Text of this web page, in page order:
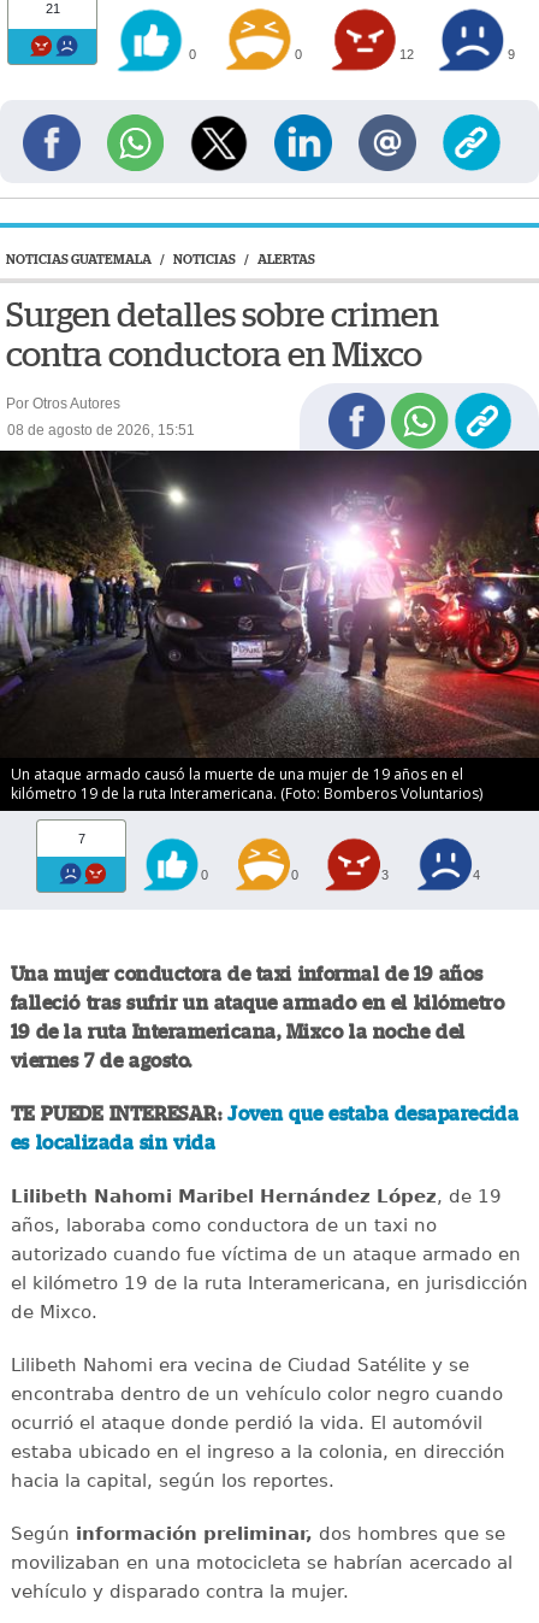
21
0 0 12 9
NOTICIAS GUATEMALA / NOTICIAS / ALERTAS
Surgen detalles sobre crimen
contra conductora en Mixco
Por Otros Autores
08 de agosto de 2026, 15:51
Un ataque armado causó la muerte de una mujer de 19 años en el
kilómetro 19 de la ruta Interamericana. (Foto: Bomberos Voluntarios)
7
0 0 3 4
Una mujer conductora de taxi informal de 19 años
falleció tras sufrir un ataque armado en el kilómetro
19 de la ruta Interamericana, Mixco la noche del
viernes 7 de agosto.
TE PUEDE INTERESAR:Joven que estaba desaparecida
es localizada sin vida
Lilibeth Nahomi Maribel Hernández López, de 19
años, laboraba como conductora de un taxi no
autorizado cuando fue víctima de un ataque armado en
el kilómetro 19 de la ruta Interamericana, en jurisdicción
de Mixco.
Lilibeth Nahomi era vecina de Ciudad Satélite y se
encontraba dentro de un vehículo color negro cuando
ocurrió el ataque donde perdió la vida. El automóvil
estaba ubicado en el ingreso a la colonia, en dirección
hacia la capital, según los reportes.
Según información preliminar, dos hombres que se
movilizaban en una motocicleta se habrían acercado al
vehículo y disparado contra la mujer.